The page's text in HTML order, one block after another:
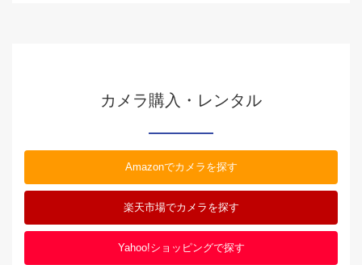
カメラ購入・レンタル
Amazonでカメラを探す
楽天市場でカメラを探す
Yahoo!ショッピングで探す